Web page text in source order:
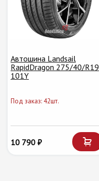
Автошина Landsail
RapidDragon 275/40/R19
101Y
Под заказ: 42шт.
10 790 ₽